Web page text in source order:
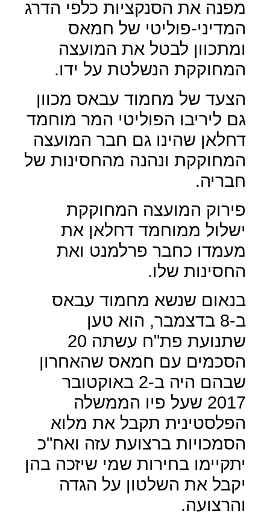
מפנה את הסנקציות כלפי הדרג
המדיני-פוליטי של חמאס
ומתכוון לבטל את המועצה
המחוקקת הנשלטת על ידו.
הצעד של מחמוד עבאס מכוון
גם ליריבו הפוליטי המר מוחמד
דחלאן שהינו גם חבר המועצה
המחוקקת ונהנה מהחסינות של
חבריה.
פירוק המועצה המחוקקת
ישלול ממוחמד דחלאן את
מעמדו כחבר פרלמנט ואת
החסינות שלו.
בנאום שנשא מחמוד עבאס
ב-8 בדצמבר, הוא טען
שתנועת פת"ח עשתה 20
הסכמים עם חמאס שהאחרון
שבהם היה ב-2 באוקטובר
2017 שעל פיו הממשלה
הפלסטינית תקבל את מלוא
הסמכויות ברצועת עזה ואח"כ
יתקיימו בחירות שמי שיזכה בהן
יקבל את השלטון על הגדה
והרצועה.